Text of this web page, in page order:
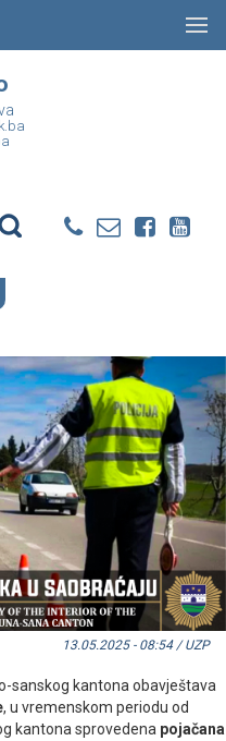
13.05.2025 - 08:54 / UZP
sanskog kantona obavještava
, u vremenskom periodu od
kantona sprovedena pojačana